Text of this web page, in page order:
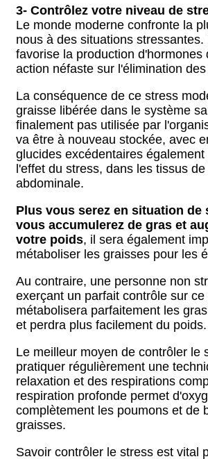
3- Contrôlez votre niveau de
Le monde moderne confronte la
nous à des situations stressantes.
favorise la production d'hormones
action néfaste sur l'élimination
La conséquence de ce stress
graisse libérée dans le système
finalement pas utilisée par
va être à nouveau stockée, avec
glucides excédentaires
l'effet du stress, dans les tissus
abdominale.
Plus vous serez en situation de
vous accumulerez de gras et
votre poids, il sera également
métaboliser les graisses pour les
Au contraire, une personne non
exerçant un parfait contrôle sur ce
métabolisera parfaitement les
et perdra plus facilement du poids.
Le meilleur moyen de contrôler le
pratiquer régulièrement une
relaxation et des respirations
respiration profonde permet
complètement les poumons et de
graisses.
Savoir contrôler le stress est vital